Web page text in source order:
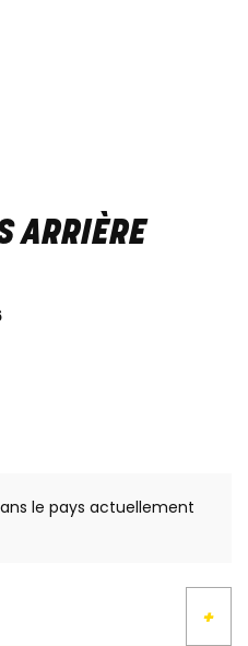
ARRIÈRE
le pays actuellement
+